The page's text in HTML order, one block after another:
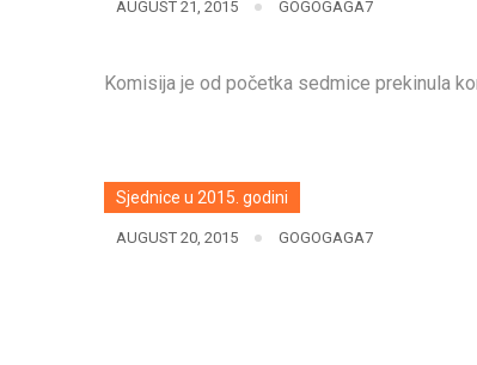
AUGUST 21, 2015 GOGOGAGA7
Komisija je od početka sedmice prekinula
Sjednice u 2015. godini
AUGUST 20, 2015 GOGOGAGA7